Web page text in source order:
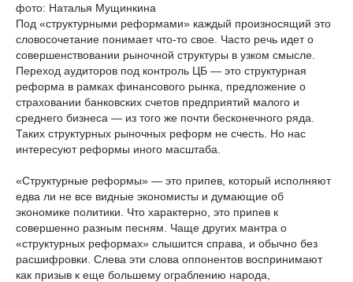
фото: Наталья Мущинкина
Под «структурными реформами» каждый произносящий это
словосочетание понимает что-то свое. Часто речь идет о
совершенствовании рыночной структуры в узком смысле.
Переход аудиторов под контроль ЦБ — это структурная
реформа в рамках финансового рынка, предложение о
страховании банковских счетов предприятий малого и
среднего бизнеса — из того же почти бесконечного ряда.
Таких структурных рыночных реформ не счесть. Но нас
интересуют реформы иного масштаба.
«Структурные реформы» — это припев, который исполняют
едва ли не все видные экономисты и думающие об
экономике политики. Что характерно, это припев к
совершенно разным песням. Чаще других мантра о
«структурных реформах» слышится справа, и обычно без
расшифровки. Слева эти слова оппонентов воспринимают
как призыв к еще большему ограблению народа,